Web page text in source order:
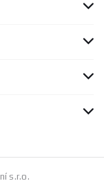
s.r.o.